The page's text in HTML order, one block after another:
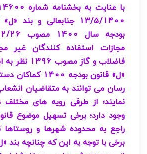
مجازات استفاده کنندگان غیر
فاضلاب و گاز
«ل» قانون بودجه
رسان می توانند به متقاضیان
نمایند؛ از طرفی رویه های
وجود دارد؛ برخی تسهیل موضوع
راجع به محدوده شهرها و روستاها